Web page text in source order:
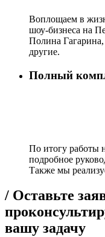
Воплощаем в
шоу-бизнеса на
Полина
другие.
Полный
По итогу работы
подробное
Также мы
/ Оставьте
вашу задачу